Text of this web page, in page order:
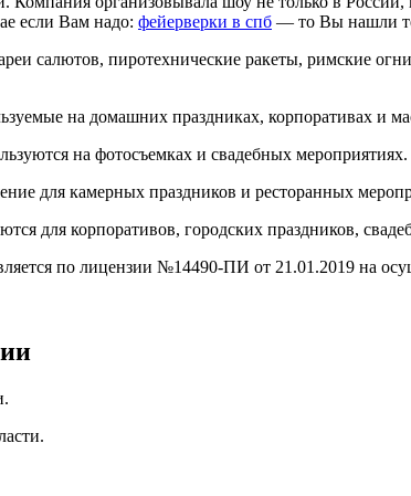
если Вам надо: фейерверки в спб — то Вы нашли
салютов, пиротехнические ракеты, римские
на домашних праздниках, корпоративах и
на фотосъемках и свадебных мероприятиях.
для камерных праздников и ресторанных
для корпоративов, городских праздников,
по лицензии №14490-ПИ от 21.01.2019 на